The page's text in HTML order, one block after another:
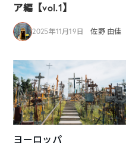
ア編【vol.1】
2025年11月19日 佐野 由佳
ヨーロッパ